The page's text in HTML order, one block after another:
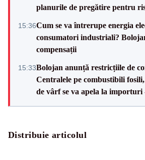
planurile de pregătire pentru
15:36Cum se va întrerupe energia
consumatori industriali?
compensații
15:33Bolojan anunță restricțiile de
Centralele pe combustibili
de vârf se va apela la
Distribuie articolul